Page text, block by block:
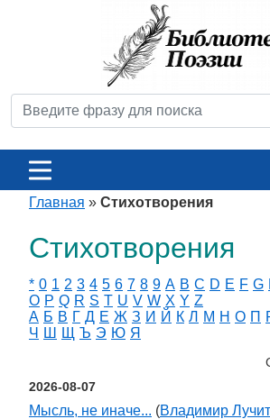
Главная » Стихотворения
Стихотворения
* 0 1 2 3 4 5 6 7 8 9 A B C D E F G
O P Q R S T U V W X Y Z
А Б В Г Д Е Ж З И Й К Л М Н О П
Ч
Ш Щ Ъ Э Ю Я
2026-08-07
Мысль, не иначе... (Владимир Лучит